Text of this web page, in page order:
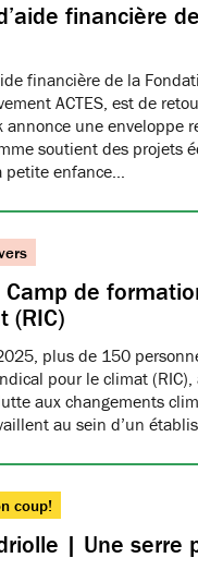
financière
financière de la
ACTES, est de
annonce une enveloppe
soutient des projets
petite enfance…
de
(RIC)
plus de 150
pour le climat
aux changements
au sein d’un
coup!
| Une serre